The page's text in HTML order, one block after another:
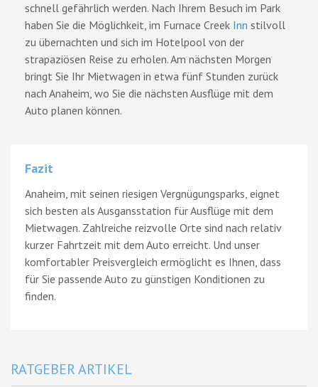
schnell gefährlich werden. Nach Ihrem Besuch im Park
haben Sie die Möglichkeit, im Furnace Creek Inn stilvoll
zu übernachten und sich im Hotelpool von der
strapaziösen Reise zu erholen. Am nächsten Morgen
bringt Sie Ihr Mietwagen in etwa fünf Stunden zurück
nach Anaheim, wo Sie die nächsten Ausflüge mit dem
Auto planen können.
Fazit
Anaheim, mit seinen riesigen Vergnügungsparks, eignet
sich besten als Ausgansstation für Ausflüge mit dem
Mietwagen. Zahlreiche reizvolle Orte sind nach relativ
kurzer Fahrtzeit mit dem Auto erreicht. Und unser
komfortabler Preisvergleich ermöglicht es Ihnen, dass
für Sie passende Auto zu günstigen Konditionen zu
finden.
RATGEBER ARTIKEL